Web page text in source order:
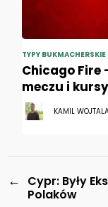
TYPY BUKMACHERSKIE
Chicago Fire
meczu i
KAMIL
←
Cypr: Były
Polaków